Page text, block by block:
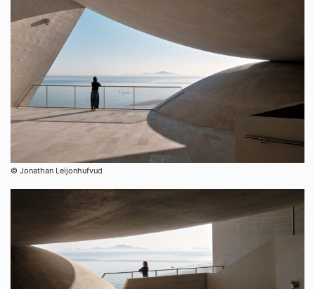
© Jonathan Leijonhufvud